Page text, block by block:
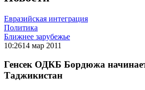
Евразийская интеграция
Политика
Ближнее зарубежье
10:2614 мар 2011
Генсек ОДКБ Бордюжа
Таджикистан